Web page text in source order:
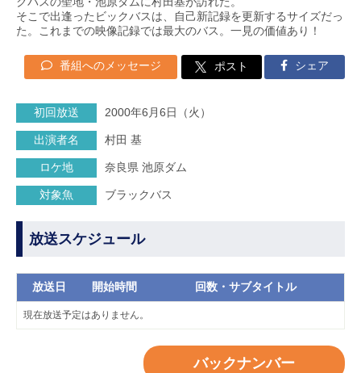
そこで出逢ったビックバスは、自己新記録を更新するサイズだっ
た。これまでの映像記録では最大のバス。一見の価値あり！
番組へのメッセージ ポスト シェア
初回放送 2000年6月6日（火）
出演者名 村田 基
ロケ地 奈良県 池原ダム
対象魚 ブラックバス
放送スケジュール
放送日 開始時間 回数・サブタイトル
現在放送予定はありません。
バックナンバー